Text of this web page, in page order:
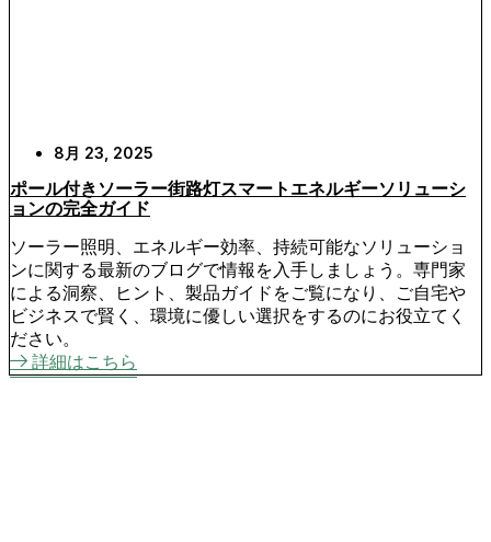
8月 23, 2025
ポール付きソーラー街路灯スマートエネルギーソリューシ
ョンの完全ガイド
ソーラー照明、エネルギー効率、持続可能なソリューショ
ンに関する最新のブログで情報を入手しましょう。専門家
による洞察、ヒント、製品ガイドをご覧になり、ご自宅や
ビジネスで賢く、環境に優しい選択をするのにお役立てく
ださい。
詳細はこちら